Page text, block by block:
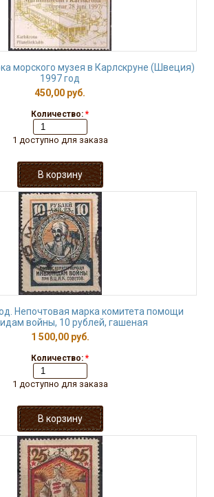
морского музея в Карлскруне (Швеция)
1997 год
450,00 руб.
Количество: *
1 доступно для заказа
Непочтовая марка комитета помощи
войны, 10 рублей, гашеная
1 500,00 руб.
Количество: *
1 доступно для заказа